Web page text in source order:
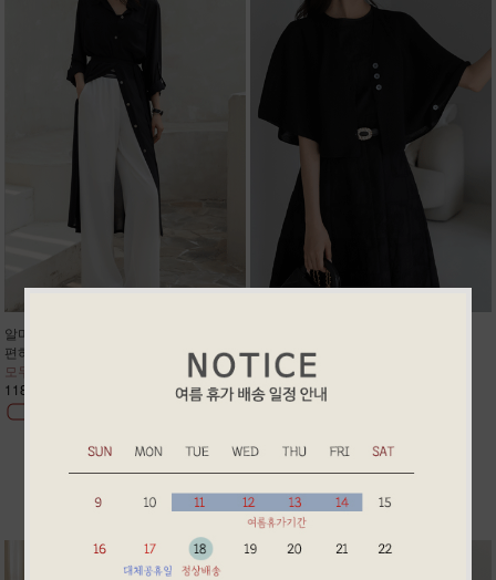
알마 썸머 반통핏 슬렉스
편하고 고급스러워 정장룩/데일리룩
모두 강추!! 주문폭주 2차리오더
118,900원
케이프핏 나시 원피스에 찰떡코디
예쁘게 팔뚝살 어깨살 커버 주문폭주
58,900원